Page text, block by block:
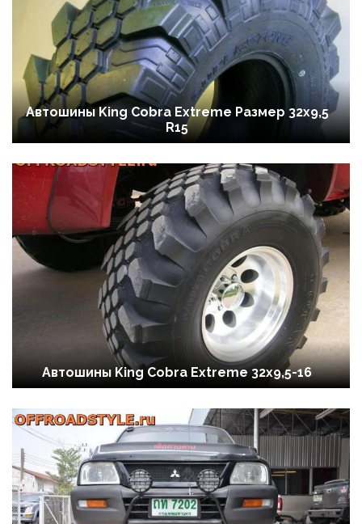
Автошины King Cobra Extreme Размер 32x9,5
R15
Автошины King Cobra Extreme 32x9,5-16